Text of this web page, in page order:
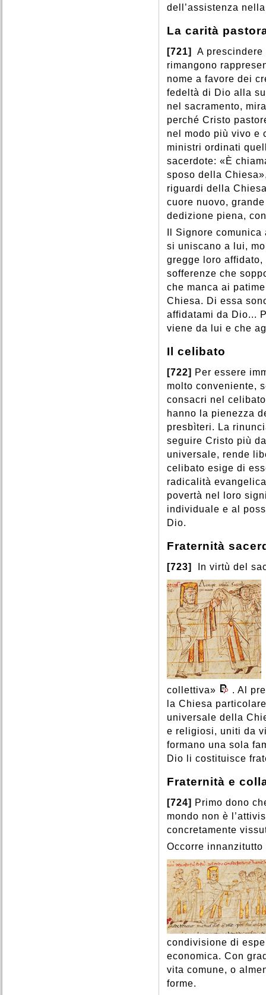
dell’assistenza
La carità
[721]
A
rimangono
nome a favore dei
fedeltà di Dio alla
nel sacramento,
perché Cristo
nel modo più vivo e
ministri ordinati
sacerdote: «È
sposo della
riguardi della
cuore nuovo,
dedizione piena,
Il Signore
si uniscano a lui,
gregge loro
sofferenze che
che manca ai
Chiesa. Di essa
affidatami da Dio...
viene da lui e che
Il celibato
[722] Per essere
molto conveniente,
consacri nel
hanno la pienezza
presbìteri. La
seguire Cristo più
universale, rende
celibato esige di
radicalità
povertà nel loro
individuale e al
Dio.
Fraternità
[723] In virtù del
collettiva»
. Al
la Chiesa
universale della
e religiosi, uniti da
formano una sola
Dio li costituisce
Fraternità e
[724] Primo dono
mondo non è
concretamente
Occorre
condivisione di
economica. Con
vita comune, o
forme.